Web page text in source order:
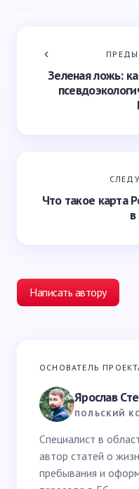
Зеленая ложь:
Что такое карта
Написать автору
Ваш адрес email не
Ваше имя *
Email *
ОСНОВАТЕЛЬ
Ярослав
ПОЛЬСКИЙ
Специалист в
автор статей о
пребывания и